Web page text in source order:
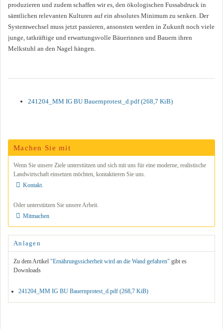
produzieren und zudem schaffen wir es, den ökologischen Fussabdruck in
sämtlichen relevanten Kulturen auf ein absolutes Minimum zu senken. Der
Systemwechsel muss jetzt passieren, ansonsten werden in Zukunft noch viele
junge, tatkräftige und erwartungsvolle Bäuerinnen und Bauern ihren
Melkstuhl an den Nagel hängen.
241204_MM IG BU Bauernprotest_d.pdf(268,7 KiB)
Machen Sie mit
Wenn Sie unsere Ziele unterstützen und sich mit uns für eine mo­derne, realistische
Land­wirt­schaft einsetzen möchten, kontak­tieren Sie uns.
Kontakt.
Oder unterstützen Sie unsere Arbeit.
Mitmachen
Anlagen
Zu dem Artikel "Ernährungssicherheit wird an die Wand gefahren" gibt es
Downloads
241204_MM IG BU Bauernprotest_d.pdf (268,7 KiB)